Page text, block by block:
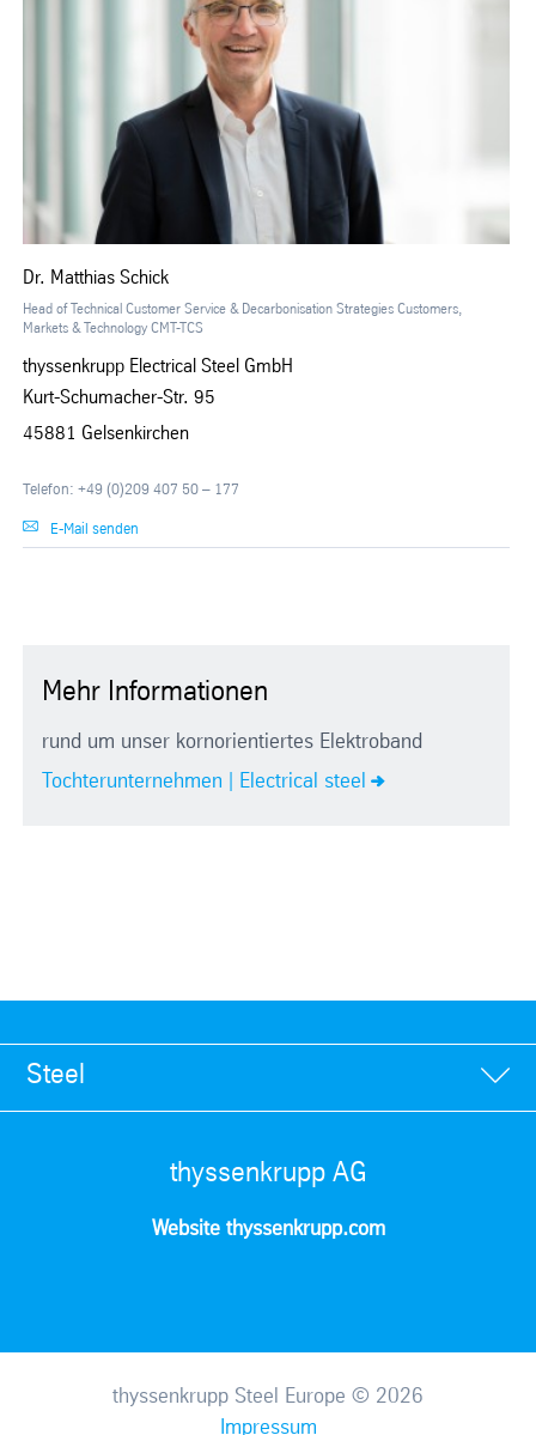
Dr. Matthias Schick
Head of Technical Customer Service & Decarbonisation Strategies Customers,
Markets & Technology CMT-TCS
thyssenkrupp Electrical Steel GmbH
Kurt-Schumacher-Str. 95
45881 Gelsenkirchen
Telefon: +49 (0)209 407 50 – 177
E-Mail senden
Mehr Informationen
rund um unser kornorientiertes Elektroband
Tochterunternehmen | Electrical steel
Steel
thyssenkrupp AG
Website thyssenkrupp.com
thyssenkrupp Steel Europe © 2026
Impressum